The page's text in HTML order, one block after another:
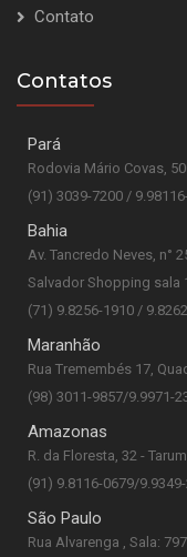
Contato
Contatos
Pará
Rodovia Mário Covas,
(91) 3039-7200 /
Bahia
Av. Tancredo Neves, n°
Salvador Shopping sala
(71) 9.8256-1910 /
Maranhão
Rua Tremembés 17,
(98) 3011-9857/9.9971-
Amazonas
R. da Floresta, 32 -
(91) 9.8116-0679/
São Paulo
Rua Alvarenga , Sala: